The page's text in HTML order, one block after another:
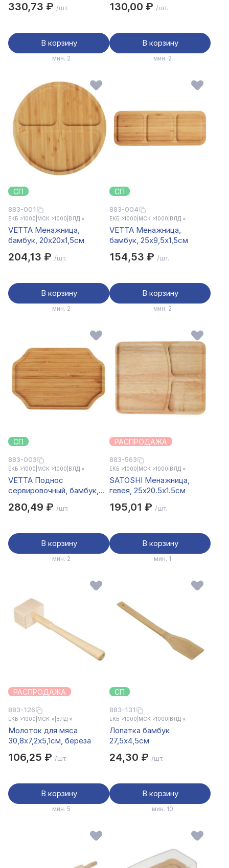
330,73 ₽ /шт.
В корзину
мин. 2
130,00 ₽ /шт.
В корзину
мин. 2
СП
883-001
ЕКБ >1000 МСК >1000 ВЛД ×
VETTA Менажница,
бамбук, 20x20x1,5см
204,13 ₽ /шт.
В корзину
мин. 2
СП
883-004
ЕКБ >1000 МСК >1000 ВЛД ×
VETTA Менажница,
бамбук, 25x9,5x1,5см
154,53 ₽ /шт.
В корзину
мин. 2
СП
883-003
ЕКБ >1000 МСК >1000 ВЛД ×
VETTA Поднос
сервировочный, бамбук,
280,49 ₽ /шт.
В корзину
мин. 2
РАСПРОДАЖА
883-563
ЕКБ >1000 МСК >1000 ВЛД ×
SATOSHI Менажница,
гевея, 25х20.5х1.5см
195,01 ₽ /шт.
В корзину
мин. 1
РАСПРОДАЖА
883-126
ЕКБ >1000 МСК × ВЛД ×
Молоток для мяса
30,8х7,2х5,1см, береза
106,25 ₽ /шт.
В корзину
мин. 5
СП
883-131
ЕКБ >1000 МСК >1000 ВЛД ×
Лопатка бамбук
27,5x4,5см
24,30 ₽ /шт.
В корзину
мин. 10